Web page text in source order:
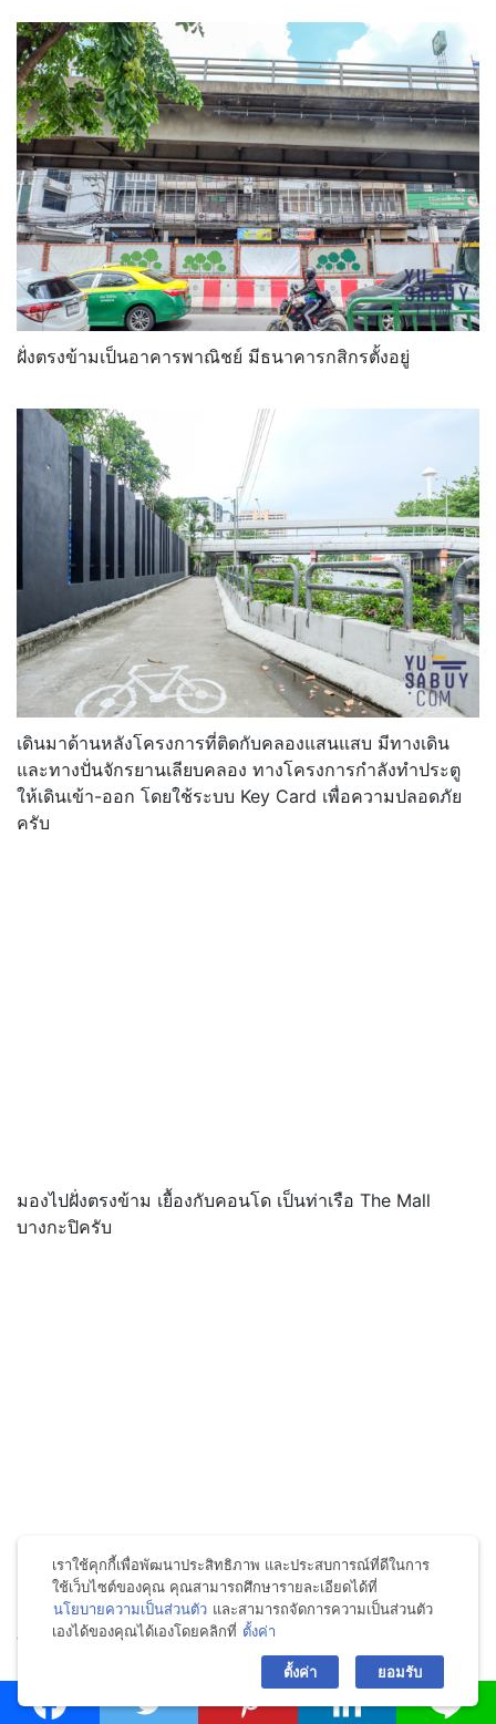
ฝั่งตรงข้ามเป็นอาคารพาณิชย์ มีธนาคารกสิกรตั้งอยู่
เดินมาด้านหลังโครงการที่ติดกับคลองแสนแสบ มีทางเดิน
และทางปั่นจักรยานเลียบคลอง ทางโครงการกำลังทำประตู
ให้เดินเข้า-ออก โดยใช้ระบบ Key Card เพื่อความปลอดภัย
ครับ
มองไปฝั่งตรงข้าม เยื้องกับคอนโด เป็นท่าเรือ The Mall
บางกะปิครับ
เดี๋ยวผมจะพาเดินข้ามสะพานไปฝั่ง The mall บางกะปิ
บรรยากาศก็จะประมาณนี้ครับ
เราใช้คุกกี้เพื่อพัฒนาประสิทธิภาพ และประสบการณ์ที่ดีในการ
ใช้เว็บไซต์ของคุณ คุณสามารถศึกษารายละเอียดได้ที่
นโยบายความเป็นส่วนตัว และสามารถจัดการความเป็นส่วนตัว
เองได้ของคุณได้เองโดยคลิกที่ ตั้งค่า
ตั้งค่า ยอมรับ